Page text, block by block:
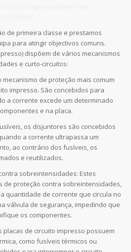
de primeira classe e prestamos
para atingir objectivos comuns.
dispõem de vários mecanismos
e curto-circuitos:
mecanismo de proteção mais comum
impresso. São concebidos para
a corrente excede um determinado
e na placa.
os disjuntores são concebidos
a corrente ultrapassa um
ao contrário dos fusíveis, os
e reutilizados.
sobreintensidades: Estes
de proteção contra sobreintensidades,
quantidade de corrente que circula no
válvula de segurança, impedindo que
os componentes.
placas de circuito impresso possuem
como fusíveis térmicos ou